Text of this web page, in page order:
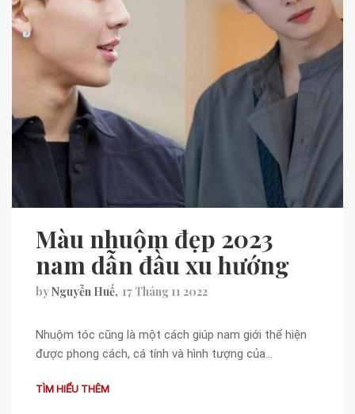
Màu nhuộm đẹp 2023
nam dẫn đầu xu hướng
byNguyễn Huế 17 Tháng 11 2022
Nhuộm tóc cũng là một cách giúp nam giới thể hiện
được phong cách, cá tính và hình tượng của…
TÌM HIỂU THÊM